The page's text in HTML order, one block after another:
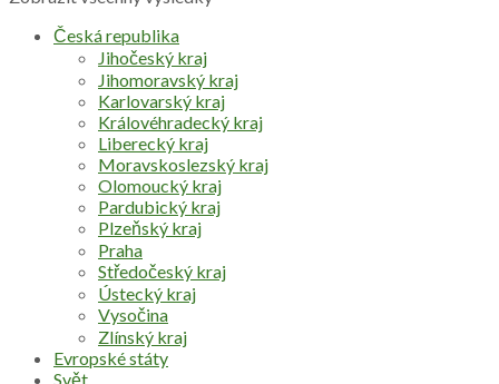
Česká republika
Jihočeský kraj
Jihomoravský kraj
Karlovarský kraj
Královéhradecký kraj
Liberecký kraj
Moravskoslezský kraj
Olomoucký kraj
Pardubický kraj
Plzeňský kraj
Praha
Středočeský kraj
Ústecký kraj
Vysočina
Zlínský kraj
Evropské státy
Svět